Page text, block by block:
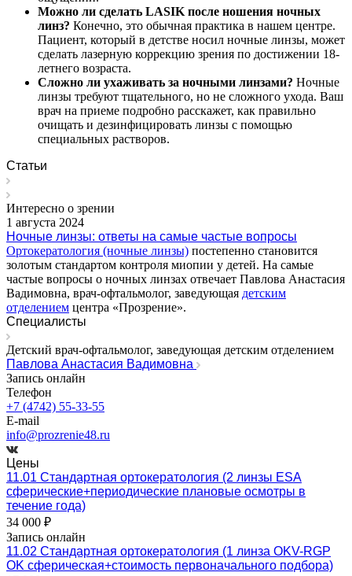
Можно ли сделать LASIK после ношения ночных
линз? Конечно, это обычная практика в нашем центре.
Пациент, который в детстве носил ночные линзы, может
сделать лазерную коррекцию зрения по достижении 18-
летнего возраста.
Сложно ли ухаживать за ночными линзами? Ночные
линзы требуют тщательного, но не сложного ухода. Ваш
врач на приеме подробно расскажет, как правильно
очищать и дезинфицировать линзы с помощью
специальных растворов.
Статьи
Интересно о зрении
1 августа 2024
Ночные линзы: ответы на самые частые вопросы
Ортокератология (ночные линзы) постепенно становится
золотым стандартом контроля миопии у детей. На самые
частые вопросы о ночных линзах отвечает Павлова Анастасия
Вадимовна, врач-офтальмолог, заведующая детским
отделением центра «Прозрение».
Специалисты
Детский врач-офтальмолог, заведующая детским отделением
Павлова Анастасия Вадимовна
Запись онлайн
Телефон
+7 (4742) 55-33-55
E-mail
info@prozrenie48.ru
Цены
11.01 Стандартная ортокератология (2 линзы ESA
сферические+периодические плановые осмотры в
течение года)
34 000 ₽
Запись онлайн
11.02 Стандартная ортокератология (1 линза OKV-RGP
OK сферическая+стоимость первоначального подбора)